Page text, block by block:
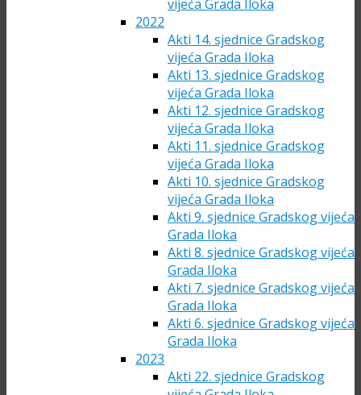
vijeća Grada Iloka
2022
Akti 14. sjednice Gradskog
vijeća Grada Iloka
Akti 13. sjednice Gradskog
vijeća Grada Iloka
Akti 12. sjednice Gradskog
vijeća Grada Iloka
Akti 11. sjednice Gradskog
vijeća Grada Iloka
Akti 10. sjednice Gradskog
vijeća Grada Iloka
Akti 9. sjednice Gradskog vijeća
Grada Iloka
Akti 8. sjednice Gradskog vijeća
Grada Iloka
Akti 7. sjednice Gradskog vijeća
Grada Iloka
Akti 6. sjednice Gradskog vijeća
Grada Iloka
2023
Akti 22. sjednice Gradskog